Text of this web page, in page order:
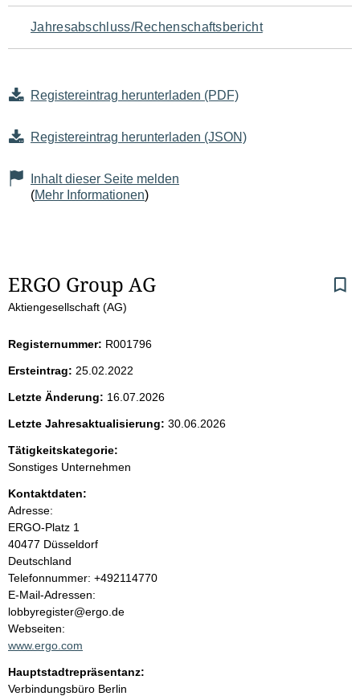
Jahresabschluss/Rechenschaftsbericht
Registereintrag herunterladen (PDF)
Registereintrag herunterladen (JSON)
Inhalt dieser Seite melden
(Mehr Informationen)
S
e
i
t
e
n
i
n
h
a
l
t
ERGO Group AG
Aktiengesellschaft (AG)
Registernummer: R001796
Ersteintrag: 25.02.2022
Letzte Änderung: 16.07.2026
Letzte Jahresaktualisierung: 30.06.2026
Tätigkeitskategorie:
Sonstiges Unternehmen
Kontaktdaten:
Adresse:
ERGO-Platz 1
40477 Düsseldorf
Deutschland
K
o
n
t
a
t
Telefonnummer: +492114770
E-Mail-Adressen:
lobbyregister@ergo.de
Webseiten:
www.ergo.com
Hauptstadtrepräsentanz:
A
Verbindungsbüro Berlin